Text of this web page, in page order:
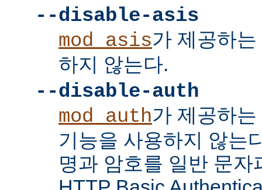
--disable-asis
mod_asis가 제공하
하지 않는다.
--disable-auth
mod_auth가 제공하
기능을 사용하지 않는
명과 암호를 일반 문자